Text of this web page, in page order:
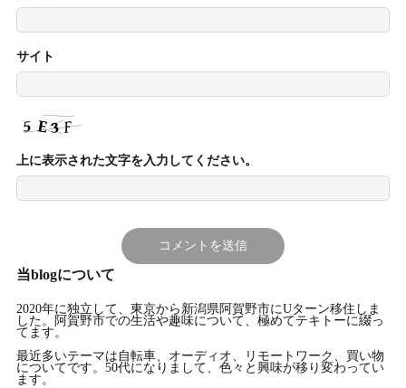
サイト
上に表示された文字を入力してください。
当blogについて
2020年に独立して、東京から新潟県阿賀野市にUターン移住しま
した。阿賀野市での生活や趣味について、極めてテキトーに綴っ
てます。
最近多いテーマは自転車、オーディオ、リモートワーク、買い物
についてです。50代になりまして、色々と興味が移り変わってい
ます。